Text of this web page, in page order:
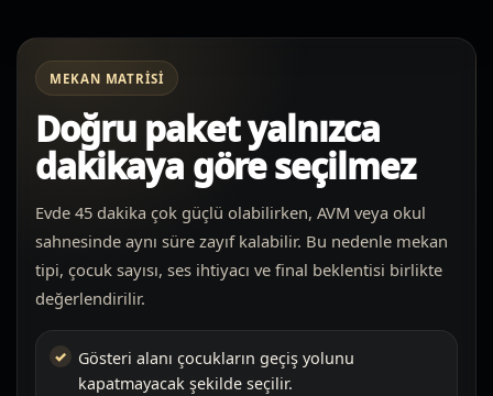
MEKAN MATRISI
Doğru paket yalnızca
dakikaya göre seçilmez
Evde 45 dakika çok güçlü olabilirken, AVM veya okul
sahnesinde aynı süre zayıf kalabilir. Bu nedenle mekan
tipi, çocuk sayısı, ses ihtiyacı ve final beklentisi birlikte
değerlendirilir.
Gösteri alanı çocukların geçiş yolunu
kapatmayacak şekilde seçilir.